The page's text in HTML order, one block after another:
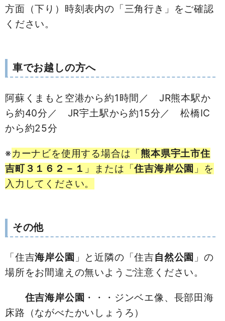
方面（下り）時刻表内の「三角行き」をご確認
ください。
車でお越しの方へ
阿蘇くまもと空港から約1時間／ JR熊本駅か
ら約40分／ JR宇土駅から約15分／ 松橋IC
から約25分
※カーナビを使用する場合は「熊本県宇土市住
吉町３１６２－１ 」または「住吉海岸公園 」を
入力してください。
その他
「住吉海岸公園 」と近隣の「住吉自然公園 」の
場所をお間違えの無いようご注意ください。
住吉海岸公園 ・・・ジンベエ像、長部田海
床路（ながべたかいしょうろ）